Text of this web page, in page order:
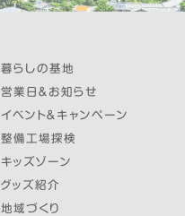
暮らしの基地
営業日＆お知らせ
イベント＆キャンペーン
整備工場探検
キッズゾーン
グッズ紹介
地域づくり